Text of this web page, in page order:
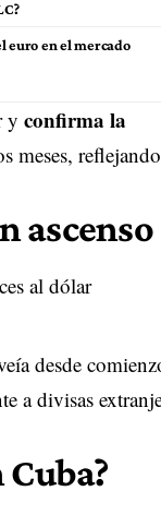
euro en el mercado
y confirma la
meses,
ascenso
al dólar
desde
a divisas